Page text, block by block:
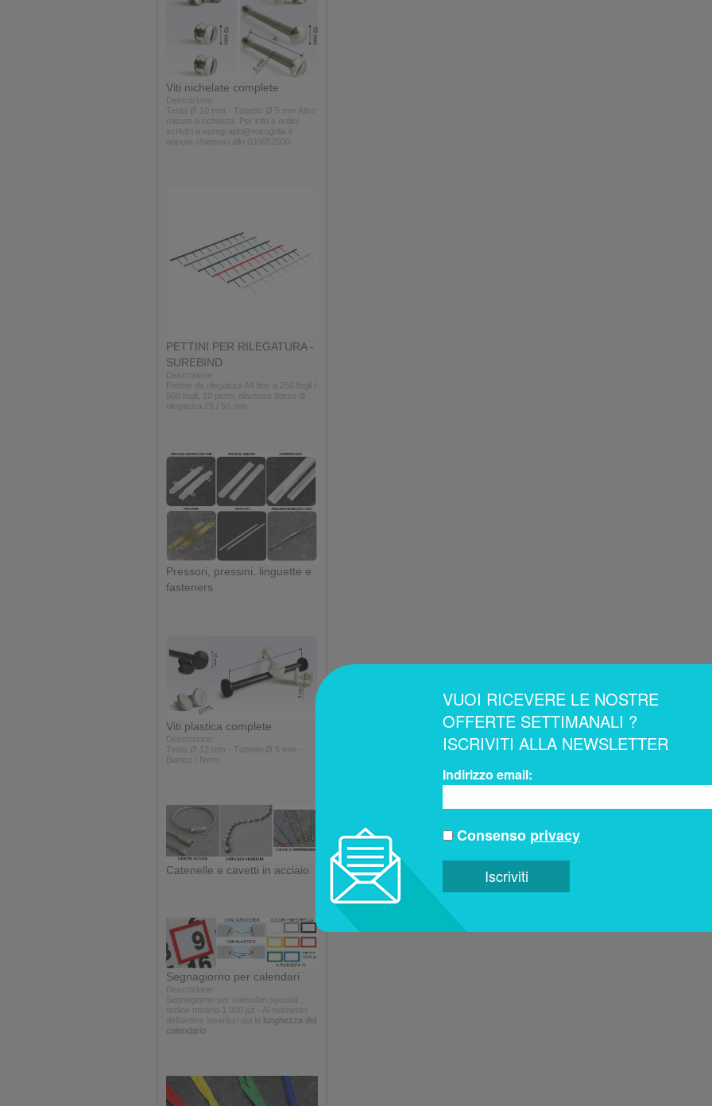
Viti nichelate complete
Descrizione:
Testa Ø 10 mm - Tubetto Ø 5 mm Altre
misure a richiesta. Per info e ordini
scrivici a eurograph@eurogolia.it
oppure chiamaci allo 039652500
PETTINI PER RILEGATURA -
SUREBIND
Descrizione:
Pettine da rilegatura A4 fino a 250 fogli /
500 fogli, 10 perni, diametro dorso di
rilegatura 25 / 50 mm
Pressori, pressini, linguette e
fasteners
Viti plastica complete
Descrizione:
Testa Ø 12 mm - Tubetto Ø 5 mm -
Bianco / Nero
Catenelle e cavetti in acciaio
Segnagiorno per calendari
Descrizione:
Segnagiorno per calendari speciali ,
ordine minimo 1.000 pz - Al momento
dell'ordine inserisci qui la lunghezza del
calendario
VUOI RICEVERE LE NOSTRE
OFFERTE SETTIMANALI ?
ISCRIVITI ALLA NEWSLETTER
Indirizzo email:
Consenso privacy